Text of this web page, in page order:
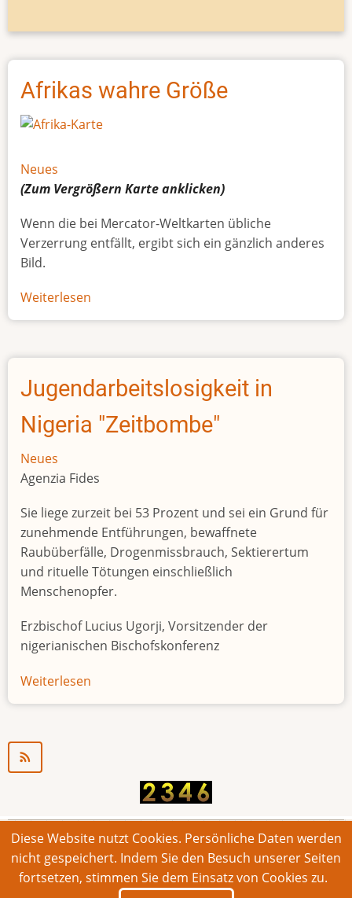
Afrikas wahre Größe
Neues
(Zum Vergrößern Karteanklicken)
Wenn die bei Mercator-Weltkarten übliche
Verzerrung entfällt, ergibt sich ein gänzlich anderes
Bild.
Weiterlesen
Afrikas
Größe
Jugendarbeitslosigkeit in
Nigeria "Zeitbombe"
Neues
Agenzia Fides
Sie liege zurzeit bei 53 Prozent und sei ein Grund für
zunehmende Entführungen, bewaffnete
Raubüberfälle, Drogenmissbrauch, Sektierertum
und rituelle Tötungen einschließlich
Menschenopfer.
Erzbischof Lucius Ugorji, Vorsitzender der
nigerianischen Bischofskonferenz
Weiterlesen
Jugendarbeitslosigkeit
© 2026 Bonner Aufruf. Alle Rechte vorbehalten.
Footer
Impressum Kontakt Intern
Diese Website nutzt Cookies. Persönliche Daten werden
nicht gespeichert. Indem Sie den Besuch unserer Seiten
fortsetzen, stimmen Sie dem Einsatz von Cookies zu.